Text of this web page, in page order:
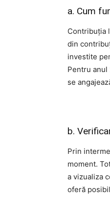
a. Cum
Contribuția
din
investite
Pentru
se
b.
Prin
moment.
a vizualiza
oferă